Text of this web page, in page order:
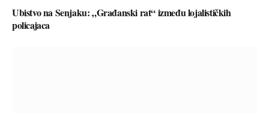
Ubistvo na Senjaku: „Građanski rat“ između lojalističkih
policajaca